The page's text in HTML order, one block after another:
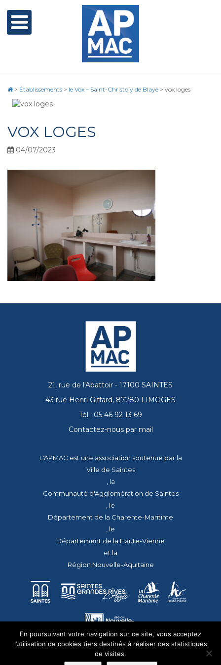
> Établissements > le Vox – Saint-Christoly de Blaye > vox loges
VOX LOGES
04/07/2023
21, rue de l'Abattoir - 17100 SAINTES
43 rue Henri Giffard, 87280 LIMOGES
Tél : 05 46 92 13 69
Contactez-nous par mail
L'APMAC est une association soutenue par la
Ville de Saintes
, la
Communauté d'Agglomération de Saintes
, le
Département de la Charente-Maritime
, le
Département de la Haute-Vienne
et la
Région Nouvelle-Aquitaine
En poursuivant votre navigation sur ce site, vous acceptez
l’utilisation de cookies tiers destinés à réaliser des statistiques
de visites.